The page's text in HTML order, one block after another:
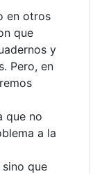
en otros
que
y
Pero, en
que no
a la
que